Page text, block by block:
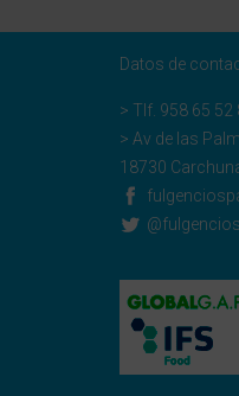
Datos de
> Tlf. 958 65 52
> Av de las
18730